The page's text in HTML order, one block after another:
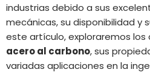
industrias debido a sus
mecánicas, su disponibilidad y
este artículo, exploraremos
acero al carbono, sus
variadas aplicaciones en la